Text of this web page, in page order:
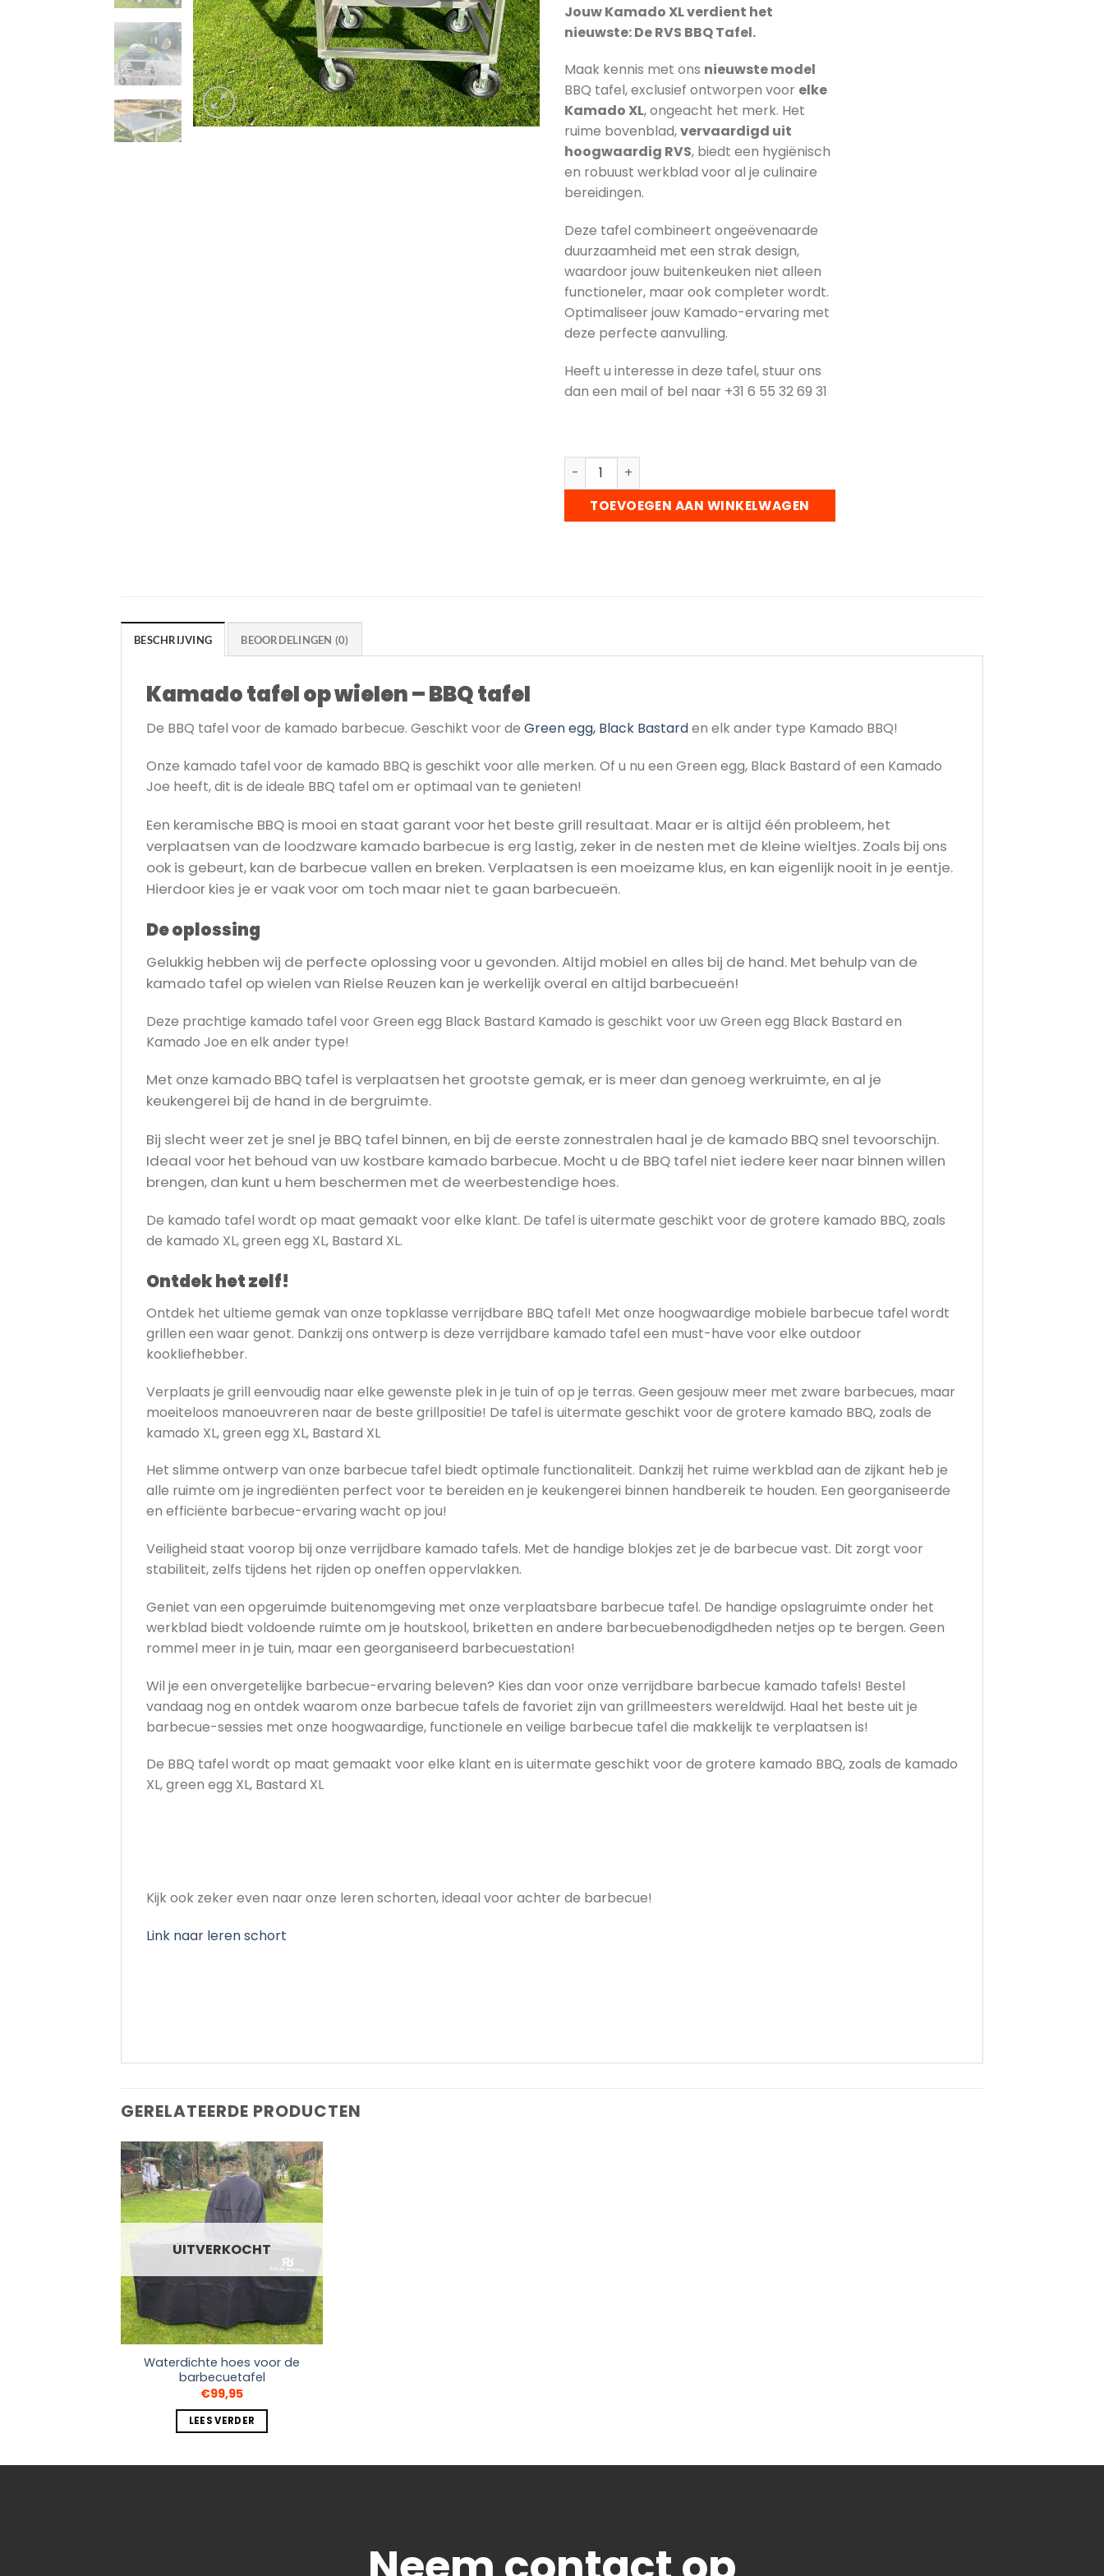
was:
€1.750,00.
is:
€1.500,00.
Jouw Kamado XL verdient het
nieuwste: De RVS BBQ Tafel.
Maak kennis met ons nieuwste model
BBQ tafel, exclusief ontworpen voor elke
Kamado XL, ongeacht het merk. Het
ruime bovenblad,vervaardigd uit
hoogwaardig RVS, biedt een hygiënisch
en robuust werkblad voor al je culinaire
bereidingen.
Deze tafel combineert ongeëvenaarde
duurzaamheid met een strak design,
waardoor jouw buitenkeuken niet alleen
functioneler, maar ook completer wordt.
Optimaliseer jouw Kamado-ervaring met
deze perfecte aanvulling.
Heeft u interesse in deze tafel, stuur ons
dan een mail of bel naar +31 6 55 32 69 31
Kamado tafel op wielen - BBQ tafel - voor de Kamado XL aantal
TOEVOEGEN AAN WINKELWAGEN
BESCHRIJVING BEOORDELINGEN (0)
Kamado tafel op wielen – BBQ tafel
De BBQ tafel voor de kamado barbecue. Geschikt voor de Green egg, Black Bastarden elk ander type Kamado BBQ!
Onze kamado tafel voor de kamado BBQ is geschikt voor alle merken. Of u nu een Green egg, Black Bastard of een Kamado
Joe heeft, dit is de ideale BBQ tafel om er optimaal van te genieten!
Een keramische BBQ is mooi en staat garant voor het beste grill resultaat. Maar er is altijd één probleem, het
verplaatsen van de loodzware kamado barbecue is erg lastig, zeker in de nesten met de kleine wieltjes. Zoals bij ons
ook is gebeurt, kan de barbecue vallen en breken. Verplaatsen is een moeizame klus, en kan eigenlijk nooit in je eentje.
Hierdoor kies je er vaak voor om toch maar niet te gaan barbecueën.
De oplossing
Gelukkig hebben wij de perfecte oplossing voor u gevonden. Altijd mobiel en alles bij de hand. Met behulp van de
kamado tafel op wielen van Rielse Reuzen kan je werkelijk overal en altijd barbecueën!
Deze prachtige kamado tafel voor Green egg Black Bastard Kamado is geschikt voor uw Green egg Black Bastard en
Kamado Joe en elk ander type!
Met onze kamado BBQ tafel is verplaatsen het grootste gemak, er is meer dan genoeg werkruimte, en al je
keukengerei bij de hand in de bergruimte.
Bij slecht weer zet je snel je BBQ tafel binnen, en bij de eerste zonnestralen haal je de kamado BBQ snel tevoorschijn.
Ideaal voor het behoud van uw kostbare kamado barbecue. Mocht u de BBQ tafel niet iedere keer naar binnen willen
brengen, dan kunt u hem beschermen met de weerbestendige hoes.
De kamado tafel wordt op maat gemaakt voor elke klant. De tafel is uitermate geschikt voor de grotere kamado BBQ, zoals
de kamado XL, green egg XL, Bastard XL.
Ontdek het zelf!
Ontdek het ultieme gemak van onze topklasse verrijdbare BBQ tafel! Met onze hoogwaardige mobiele barbecue tafel wordt
grillen een waar genot. Dankzij ons ontwerp is deze verrijdbare kamado tafel een must-have voor elke outdoor
kookliefhebber.
Verplaats je grill eenvoudig naar elke gewenste plek in je tuin of op je terras. Geen gesjouw meer met zware barbecues, maar
moeiteloos manoeuvreren naar de beste grillpositie! De tafel is uitermate geschikt voor de grotere kamado BBQ, zoals de
kamado XL, green egg XL, Bastard XL
Het slimme ontwerp van onze barbecue tafel biedt optimale functionaliteit. Dankzij het ruime werkblad aan de zijkant heb je
alle ruimte om je ingrediënten perfect voor te bereiden en je keukengerei binnen handbereik te houden. Een georganiseerde
en efficiënte barbecue-ervaring wacht op jou!
Veiligheid staat voorop bij onze verrijdbare kamado tafels. Met de handige blokjes zet je de barbecue vast. Dit zorgt voor
stabiliteit, zelfs tijdens het rijden op oneffen oppervlakken.
Geniet van een opgeruimde buitenomgeving met onze verplaatsbare barbecue tafel. De handige opslagruimte onder het
werkblad biedt voldoende ruimte om je houtskool, briketten en andere barbecuebenodigdheden netjes op te bergen. Geen
rommel meer in je tuin, maar een georganiseerd barbecuestation!
Wil je een onvergetelijke barbecue-ervaring beleven? Kies dan voor onze verrijdbare barbecue kamado tafels! Bestel
vandaag nog en ontdek waarom onze barbecue tafels de favoriet zijn van grillmeesters wereldwijd. Haal het beste uit je
barbecue-sessies met onze hoogwaardige, functionele en veilige barbecue tafel die makkelijk te verplaatsen is!
De BBQ tafel wordt op maat gemaakt voor elke klant en is uitermate geschikt voor de grotere kamado BBQ, zoals de kamado
XL, green egg XL, Bastard XL
Kijk ook zeker even naar onze leren schorten, ideaal voor achter de barbecue!
Link naar leren schort
GERELATEERDE PRODUCTEN
UITVERKOCHT
Waterdichte hoes voor de
barbecuetafel
€99,95
LEES VERDER